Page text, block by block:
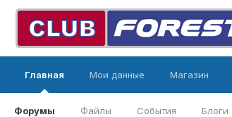
Главная
Форумы Файлы События Блоги
Мои данные Магазин